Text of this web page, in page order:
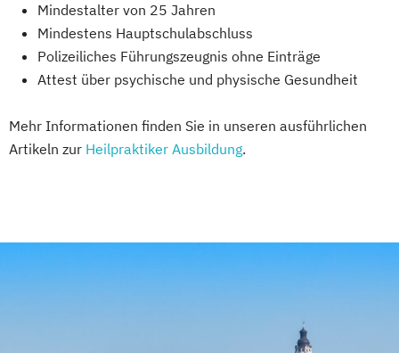
Mindestalter von 25 Jahren
Mindestens Hauptschulabschluss
Polizeiliches Führungszeugnis ohne Einträge
Attest über psychische und physische Gesundheit
Mehr Informationen finden Sie in unseren ausführlichen
Artikeln zur Heilpraktiker Ausbildung.